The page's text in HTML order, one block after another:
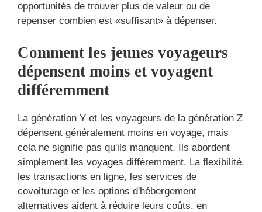
opportunités de trouver plus de valeur ou de
repenser combien est «suffisant» à dépenser.
Comment les jeunes voyageurs
dépensent moins et voyagent
différemment
La génération Y et les voyageurs de la génération Z
dépensent généralement moins en voyage, mais
cela ne signifie pas qu'ils manquent. Ils abordent
simplement les voyages différemment. La flexibilité,
les transactions en ligne, les services de
covoiturage et les options d'hébergement
alternatives aident à réduire leurs coûts, en